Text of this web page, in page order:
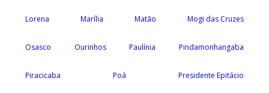
Lorena Marília Matão Mogi das Cruzes
Osasco Ourinhos Paulínia Pindamonhangaba
Piracicaba Poá Presidente Epitácio